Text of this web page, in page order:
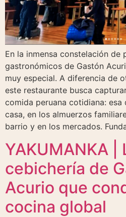
En la inmensa constelación de
gastronómicos de Gastón
muy especial. A diferencia de
este restaurante busca
comida peruana cotidiana: esa
casa, en los almuerzos
barrio y en los mercados.
YAKUMANKA |
cebichería de
Acurio que
cocina global